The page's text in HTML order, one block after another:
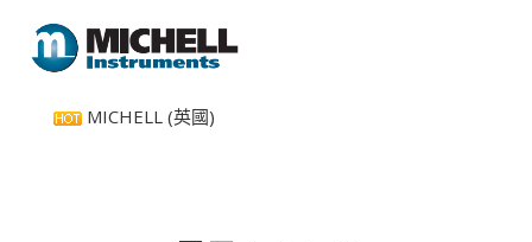
MICHELL (英國)